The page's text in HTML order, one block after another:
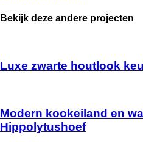
Bekijk deze andere projecten
Luxe zwarte houtlook
Modern kookeiland en
Hippolytushoef